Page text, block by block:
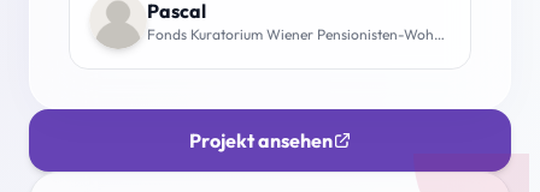
Pascal
Fonds Kuratorium Wiener Pensionisten-Wohnhäuser – Häuser zum Leben
Projekt ansehen